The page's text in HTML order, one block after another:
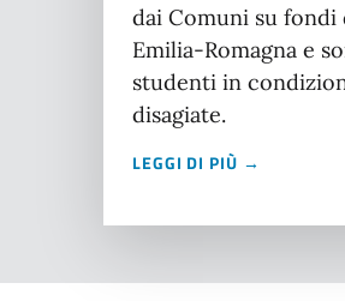
dai Comuni su fondi
Emilia-Romagna e
studenti in
disagiate.
LEGGI DI PIÙ →